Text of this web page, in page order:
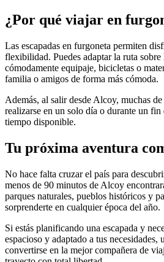
¿Por qué viajar en
Las escapadas en furgoneta permiten
flexibilidad. Puedes adaptar la ruta sobre
cómodamente equipaje, bicicletas o
familia o amigos de forma más cómoda.
Además, al salir desde Alcoy, muchas de
realizarse en un solo día o durante un
tiempo disponible.
Tu próxima aventura
No hace falta cruzar el país para
menos de 90 minutos de Alcoy
parques naturales, pueblos históricos y
sorprenderte en cualquier época del año.
Si estás planificando una escapada y
espacioso y adaptado a tus necesidades,
convertirse en la mejor compañera de